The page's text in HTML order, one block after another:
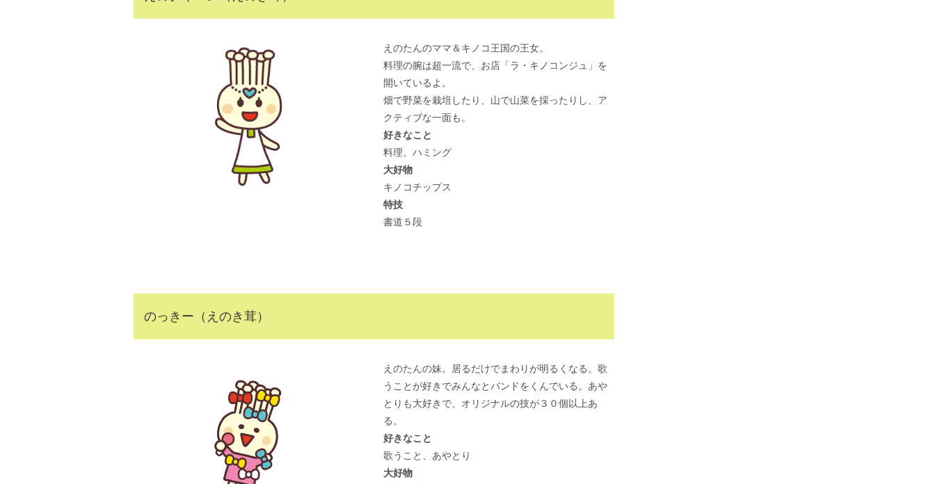
えのたんのママ＆キノコ王国の王女。
料理の腕は超一流で、お店「ラ・キノコンジュ」を
開いているよ。
畑で野菜を栽培したり、山で山菜を採ったりし、ア
クティブな一面も。
好きなこと
料理、ハミング
大好物
キノコチップス
特技
書道５段
のっきー（えのき茸）
えのたんの妹。居るだけでまわりが明るくなる。歌
うことが好きでみんなとバンドをくんでいる。あや
とりも大好きで、オリジナルの技が３０個以上あ
る。
好きなこと
歌うこと、あやとり
大好物